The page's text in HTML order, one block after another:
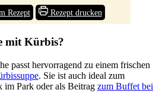
Rezept
Rezept drucken
mit Kürbis?
passt hervorragend zu einem frischen
. Sie ist auch ideal zum
Park oder als Beitrag zum Buffet bei